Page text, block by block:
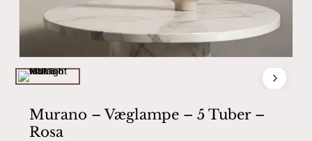
Murano – Væglampe – 5 Tuber –
Rosa